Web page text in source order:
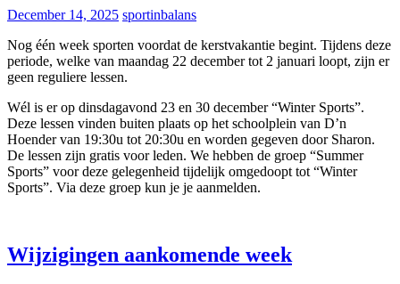
December 14, 2025 sportinbalans
Nog één week sporten voordat de kerstvakantie begint. Tijdens deze
periode, welke van maandag 22 december tot 2 januari loopt, zijn er
geen reguliere lessen.
Wél is er op dinsdagavond 23 en 30 december “Winter Sports”.
Deze lessen vinden buiten plaats op het schoolplein van D’n
Hoender van 19:30u tot 20:30u en worden gegeven door Sharon.
De lessen zijn gratis voor leden. We hebben de groep “Summer
Sports” voor deze gelegenheid tijdelijk omgedoopt tot “Winter
Sports”. Via deze groep kun je je aanmelden.
Wijzigingen aankomende week